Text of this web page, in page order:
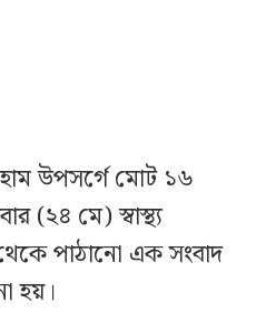
উপসর্গে মোট ১৬
(২৪ মে) স্বাস্থ্য
পাঠানো এক সংবাদ
হয়।